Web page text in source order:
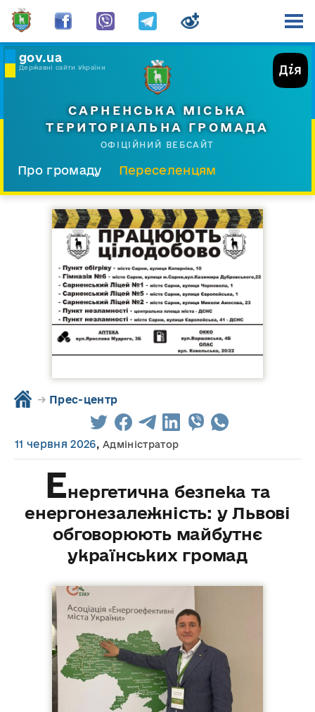
gov.ua
Державні сайти України
САРНЕНСЬКА МІСЬКА
ТЕРИТОРІАЛЬНА ГРОМАДА
ОФІЦІЙНИЙ ВЕБСАЙТ
Про громаду
Переселенцям
Прес-центр
→ Прес-центр
11 червня 2026,Адміністратор
Енергетична безпека та
енергонезалежність: у Львові
обговорюють майбутнє
українських громад